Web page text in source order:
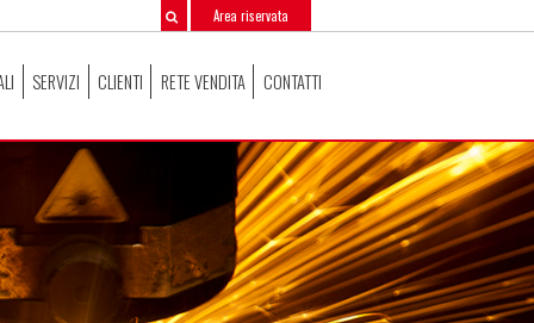
Area riservata
SERVIZI CLIENTI RETE VENDITA CONTATTI